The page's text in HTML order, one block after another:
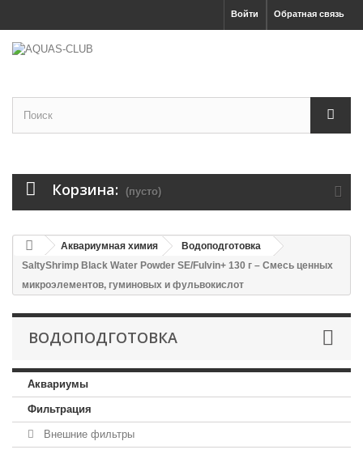
Обратная связь
Войти
Корзина: (пусто)
Аквариумная химия
Водоподготовка
SaltyShrimp Black Water Powder SE/Fulvin+ 130 г – Смесь ценных
микроэлементов, гуминовых и фульвокислот
ВОДОПОДГОТОВКА
Аквариумы
Фильтрация
Внешние фильтры